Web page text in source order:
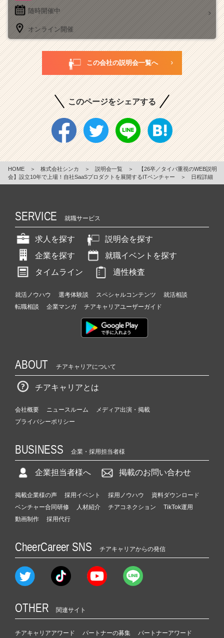
随時開催中
オンライン開催
この会社の説明会一覧へ
このページをシェアする
HOME ＞ 株式会社シンカ ＞ 説明会一覧 ＞
【26卒／タイパ重視のWEB説明
会】設立10年で上場！自社SaaSプロダクトを展開するITベンチャー
＞ 日程詳細
SERVICE 就職サービス
求人を探す
説明会を探す
企業を探す
就職イベントを探す
タイムライン
適性検査
就活ノウハウ 選考体験談 スペシャルコンテンツ
就活相談
転職相談
企業マンガ チアキャリアユーザーガイド
ABOUT チアキャリアについて
チアキャリアとは
会社概要 ニュースルーム
メディア出演・掲載
プライバシーポリシー
BUSINESS 企業・採用担当者様
企業担当者様へ 掲載のお問い合わせ
掲載企業様の声 採用イベント 採用ノウハウ
資料ダウンロード
ベンチャー合同研修
人材紹介 チアコネクション
TikTok運用
動画制作
採用代行
CheerCareer SNS チアキャリアからの発信
OTHER 関連サイト
チアキャリアアワード パートナーの募集 パートナーアワード